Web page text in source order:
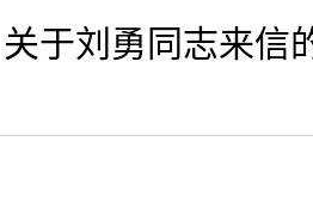
关于刘勇同志来信